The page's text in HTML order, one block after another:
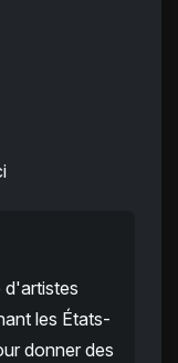
d'artistes
les États-
donner des